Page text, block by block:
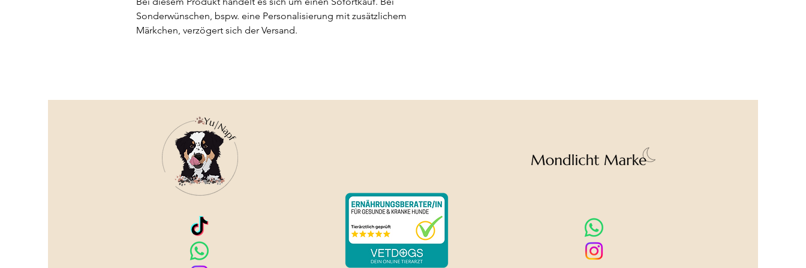
Sonderwünschen, bspw. eine Personalisierung mit zusätzlichem
Märkchen, verzögert sich der Versand.